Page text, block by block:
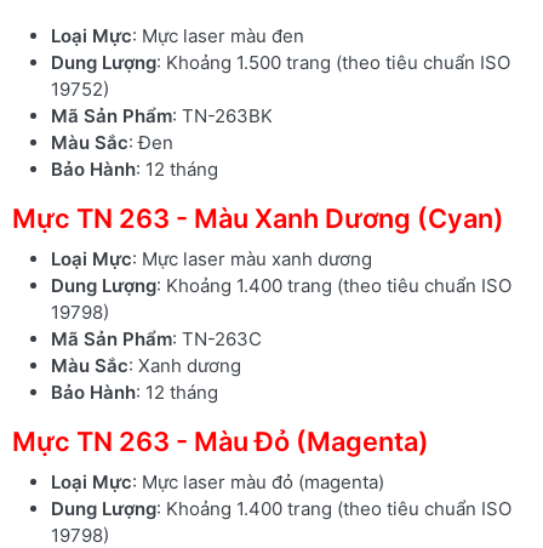
Loại Mực: Mực laser màu đen
Dung Lượng: Khoảng 1.500 trang (theo tiêu chuẩn ISO
19752)
Mã Sản Phẩm: TN-263BK
Màu Sắc: Đen
Bảo Hành: 12 tháng
Mực TN 263 - Màu Xanh Dương (Cyan)
Loại Mực: Mực laser màu xanh dương
Dung Lượng: Khoảng 1.400 trang (theo tiêu chuẩn ISO
19798)
Mã Sản Phẩm: TN-263C
Màu Sắc: Xanh dương
Bảo Hành: 12 tháng
Mực TN 263 - Màu Đỏ (Magenta)
Loại Mực: Mực laser màu đỏ (magenta)
Dung Lượng: Khoảng 1.400 trang (theo tiêu chuẩn ISO
19798)